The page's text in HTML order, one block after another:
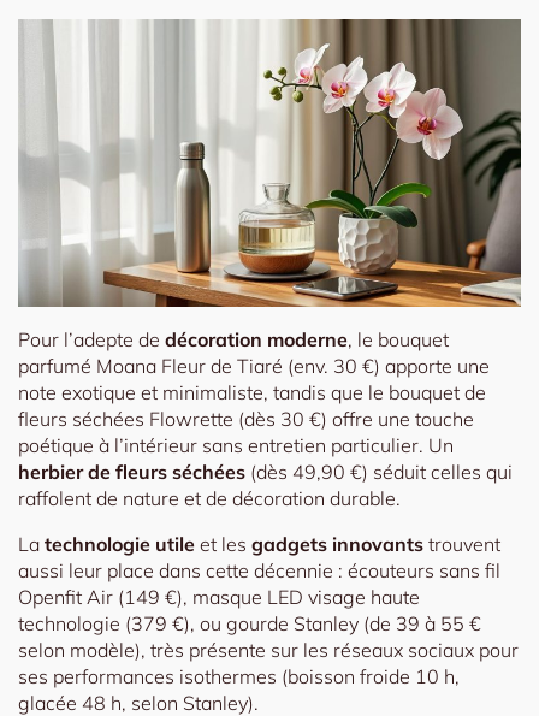
Pour l’adepte de décoration moderne, le bouquet
parfumé Moana Fleur de Tiaré (env. 30 €) apporte une
note exotique et minimaliste, tandis que le bouquet de
fleurs séchées Flowrette (dès 30 €) offre une touche
poétique à l’intérieur sans entretien particulier. Un
herbier de fleurs séchées (dès 49,90 €) séduit celles qui
raffolent de nature et de décoration durable.
La technologie utile et les gadgets innovants trouvent
aussi leur place dans cette décennie : écouteurs sans fil
Openfit Air (149 €), masque LED visage haute
technologie (379 €), ou gourde Stanley (de 39 à 55 €
selon modèle), très présente sur les réseaux sociaux pour
ses performances isothermes (boisson froide 10 h,
glacée 48 h, selon Stanley).